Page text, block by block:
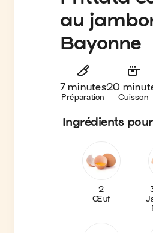
au
Bayonne
7 minutes
Préparation
20
Cuisson
Ingrédients
2
Œuf
Jambon de